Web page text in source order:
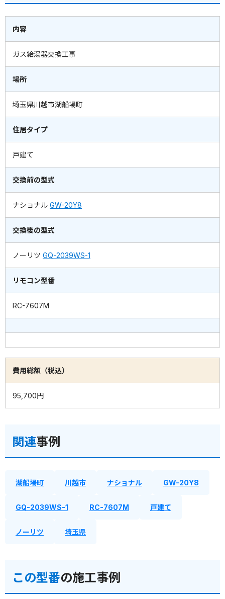
内容
ガス給湯器交換工事
場所
埼玉県川越市湖船場町
住居タイプ
戸建て
交換前の型式
ナショナル GW-20Y8
交換後の型式
ノーリツ GQ-2039WS-1
リモコン型番
RC-7607M
費用総額（税込）
95,700円
関連事例
湖船場町 川越市 ナショナル GW-20Y8
GQ-2039WS-1 RC-7607M 戸建て
ノーリツ 埼玉県
この型番の施工事例